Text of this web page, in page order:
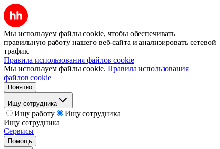
Мы используем файлы cookie, чтобы обеспечивать
правильную работу нашего веб-сайта и анализировать сетевой
трафик.
Правила использования файлов cookie
Мы используем файлы cookie. Правила использования
файлов cookie
Понятно
Ищу сотрудника
Ищу работу
Ищу сотрудника
Ищу сотрудника
Сервисы
Помощь